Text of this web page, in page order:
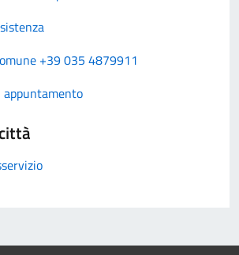
+39 035 4879911
appuntamento